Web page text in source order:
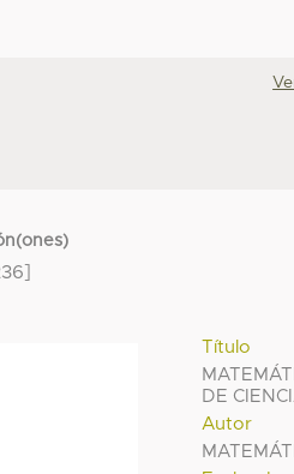
Título
DE
Autor